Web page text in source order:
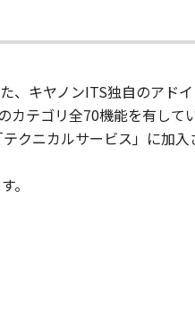
キヤノンITS独自のアドイ
カテゴリ全70機能を有して
クニカルサービス」に加入
。